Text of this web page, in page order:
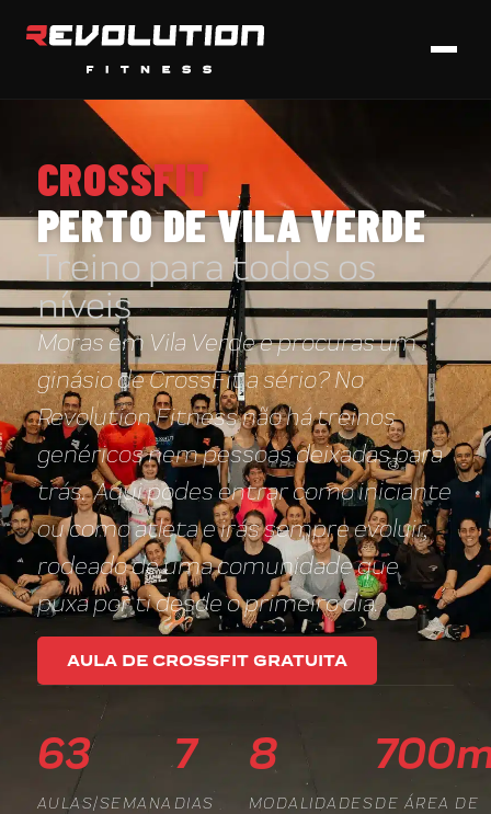
CROSSFIT
PERTO DE VILA VERDE
Treino para todos os
níveis
Moras em Vila Verde e procuras um
ginásio de CrossFit a sério? No
Revolution Fitness não há treinos
genéricos nem pessoas deixadas para
trás. Aqui podes entrar como iniciante
ou como atleta e irás sempre evoluir,
rodeado de uma comunidade que
puxa por ti desde o primeiro dia.
AULA DE CROSSFIT GRATUITA
63
AULAS/SEMANA
7
DIAS
8
MODALIDADESDE ÁREA DE